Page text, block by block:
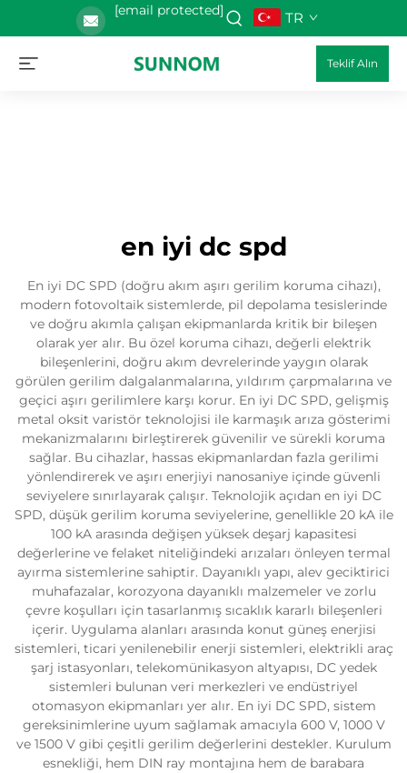
[email protected] TR
Teklif Alın
en iyi dc spd
En iyi DC SPD (doğru akım aşırı gerilim koruma cihazı),
modern fotovoltaik sistemlerde, pil depolama tesislerinde
ve doğru akımla çalışan ekipmanlarda kritik bir bileşen
olarak yer alır. Bu özel koruma cihazı, değerli elektrik
bileşenlerini, doğru akım devrelerinde yaygın olarak
görülen gerilim dalgalanmalarına, yıldırım çarpmalarına ve
geçici aşırı gerilimlere karşı korur. En iyi DC SPD, gelişmiş
metal oksit varistör teknolojisi ile karmaşık arıza gösterimi
mekanizmalarını birleştirerek güvenilir ve sürekli koruma
sağlar. Bu cihazlar, hassas ekipmanlardan fazla gerilimi
yönlendirerek ve aşırı enerjiyi nanosaniye içinde güvenli
seviyelere sınırlayarak çalışır. Teknolojik açıdan en iyi DC
SPD, düşük gerilim koruma seviyelerine, genellikle 20 kA ile
100 kA arasında değişen yüksek deşarj kapasitesi
değerlerine ve felaket niteliğindeki arızaları önleyen termal
ayırma sistemlerine sahiptir. Dayanıklı yapı, alev geciktirici
muhafazalar, korozyona dayanıklı malzemeler ve zorlu
çevre koşulları için tasarlanmış sıcaklık kararlı bileşenleri
içerir. Uygulama alanları arasında konut güneş enerjisi
sistemleri, ticari yenilenebilir enerji sistemleri, elektrikli araç
şarj istasyonları, telekomünikasyon altyapısı, DC yedek
sistemleri bulunan veri merkezleri ve endüstriyel
otomasyon ekipmanları yer alır. En iyi DC SPD, sistem
gereksinimlerine uyum sağlamak amacıyla 600 V, 1000 V
ve 1500 V gibi çeşitli gerilim değerlerini destekler. Kurulum
esnekliği, hem DIN ray montajına hem de barabara